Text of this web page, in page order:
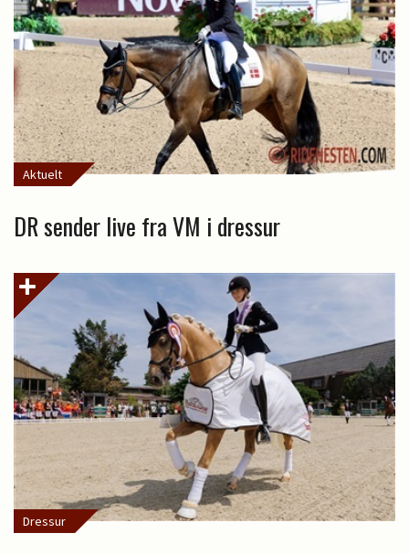
Aktuelt
DR sender live fra VM i dressur
Dressur